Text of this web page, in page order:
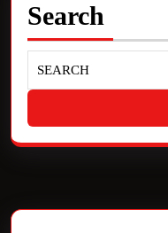
Search